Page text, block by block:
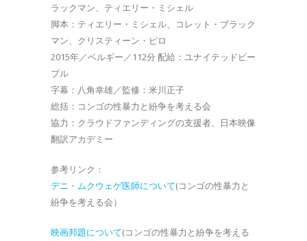
ラックマン、ティエリー・ミシェル
脚本：ティエリー・ミシェル、コレット・ブラック
マン、クリスティーン・ピロ
2015年／ベルギー／112分 配給：ユナイテッドピー
プル
字幕：八角幸雄／監修：米川正子
総括：コンゴの性暴力と紛争を考える会
協力：クラウドファンディングの支援者、日本映像
翻訳アカデミー
参考リンク：
デニ・ムクウェゲ医師について(コンゴの性暴力と
紛争を考える会）
映画邦題について(コンゴの性暴力と紛争を考える